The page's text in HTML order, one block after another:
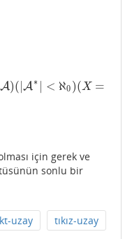
A)( |A∗ < ℵ0 )(X =
∗|<ℵ0)(X =∪A∗)].
için gerek ve
sonlu bir
uzay tıkız-uzay